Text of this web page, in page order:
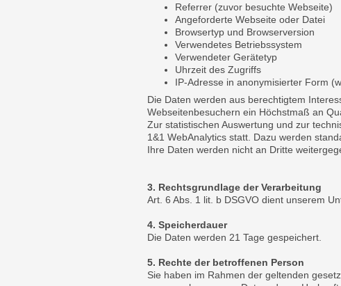
Referrer (zuvor besuchte Webseite)
Angeforderte Webseite oder Datei
Browsertyp und Browserversion
Verwendetes Betriebssystem
Verwendeter Gerätetyp
Uhrzeit des Zugriffs
IP-Adresse in anonymisierter Form
Die Daten werden aus berechtigtem
Webseitenbesuchern ein Höchstmaß an
Zur statistischen Auswertung und zur
1&1 WebAnalytics statt. Dazu werden
Ihre Daten werden nicht an Dritte
3. Rechtsgrundlage der Verarbeitung
Art. 6 Abs. 1 lit. b DSGVO dient unserem
4. Speicherdauer
Die Daten werden 21 Tage gespeichert.
5. Rechte der betroffenen Person
Sie haben im Rahmen der geltenden